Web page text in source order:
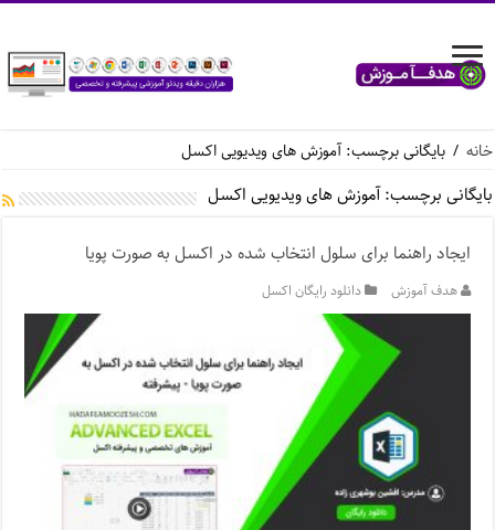
خانه / بایگانی برچسب: آموزش های ویدیویی اکسل
بایگانی برچسب:آموزش های ویدیویی اکسل
ایجاد راهنما برای سلول انتخاب شده در اکسل به صورت پویا
هدف آموزش دانلود رایگان اکسل